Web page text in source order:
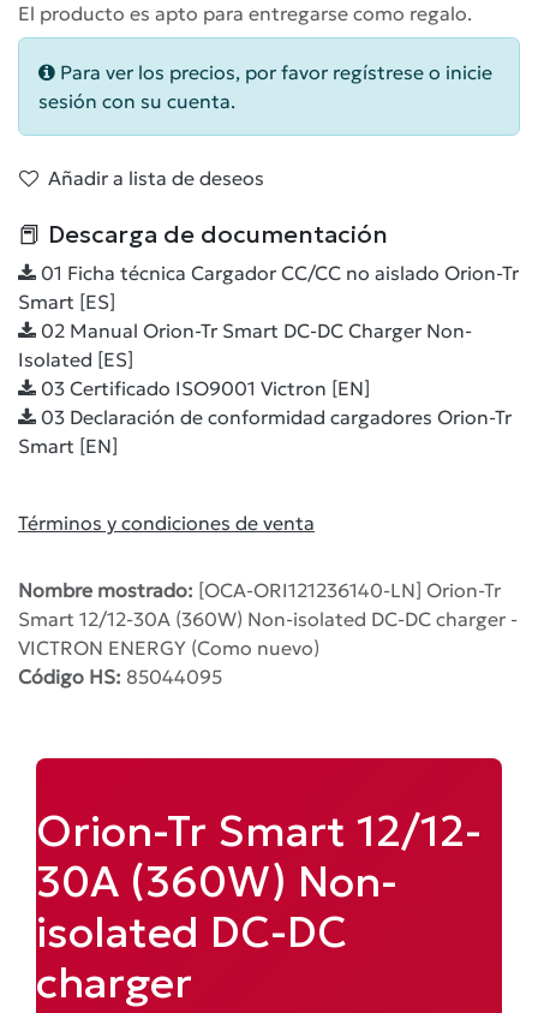
El producto es apto para entregarse como regalo.
Para ver los precios, por favor regístrese o inicie
sesión con su cuenta.
Añadir a lista de deseos
📕 Descarga de documentación
01 Ficha técnica Cargador CC/CC no aislado Orion-Tr
Smart [ES]
02 Manual Orion-Tr Smart DC-DC Charger Non-
Isolated [ES]
03 Certificado ISO9001 Victron [EN]
03 Declaración de conformidad cargadores Orion-Tr
Smart [EN]
Términos y condiciones de venta
Nombre mostrado: [OCA-ORI121236140-LN] Orion-Tr
Smart 12/12-30A (360W) Non-isolated DC-DC charger -
VICTRON ENERGY (Como nuevo)
Código HS: 85044095
Orion-Tr Smart 12/12-
30A (360W) Non-
isolated DC-DC
charger